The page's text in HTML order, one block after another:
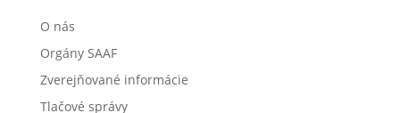
O nás
Orgány SAAF
Zverejňované informácie
Tlačové správy